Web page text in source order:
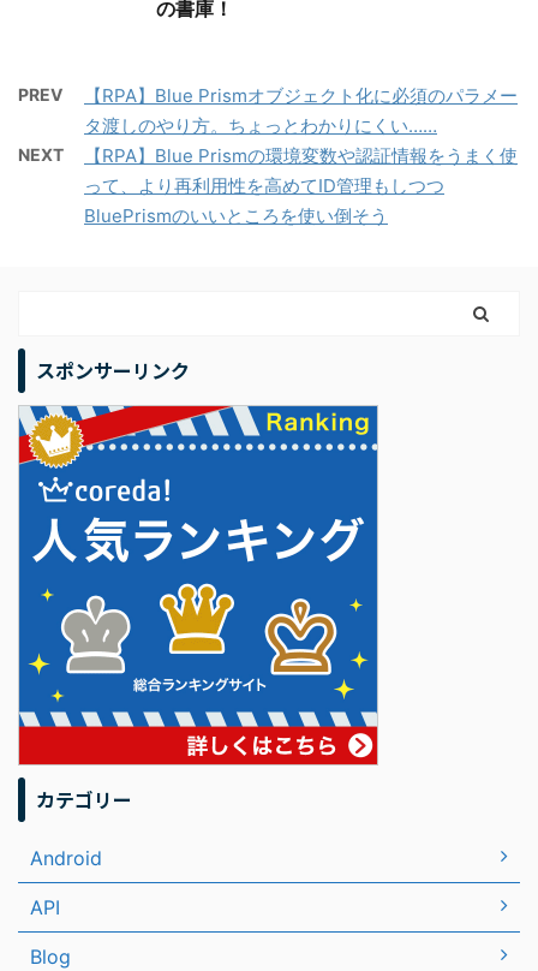
の書庫！
PREV
【RPA】Blue Prismオブジェクト化に必須のパラメー
タ渡しのやり方。ちょっとわかりにくい……
NEXT
【RPA】Blue Prismの環境変数や認証情報をうまく使
って、より再利用性を高めてID管理もしつつ
BluePrismのいいところを使い倒そう
スポンサーリンク
カテゴリー
Android
API
Blog